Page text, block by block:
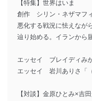
【特集】世界はいま
創作 シリン・ネザマフ
悪化する戦況に怯えなが
辿り始める。イランから
エッセイ ブレイディみ
エッセイ 岩川ありさ「
【対談】金原ひとみ×吉